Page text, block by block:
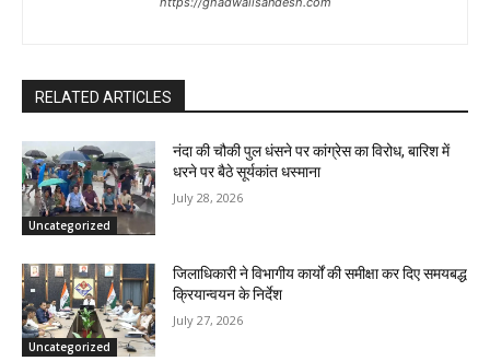
RELATED ARTICLES
Uncategorized
नंदा की चौकी पुल धंसने पर कांग्रेस का विरोध, बारिश में
धरने पर बैठे सूर्यकांत धस्माना
July 28, 2026
Uncategorized
जिलाधिकारी ने विभागीय कार्यों की समीक्षा कर दिए समयबद्ध
क्रियान्वयन के निर्देश
July 27, 2026